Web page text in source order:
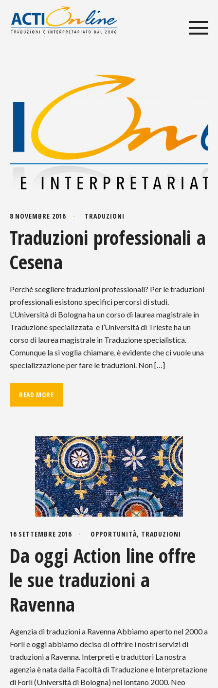
8 NOVEMBRE 2016 TRADUZIONI
Traduzioni professionali a
Cesena
Perché scegliere traduzioni professionali? Per le traduzioni
professionali esistono specifici percorsi di studi.
L’Università di Bologna ha un corso di laurea magistrale in
Traduzione specializzata e l’Università di Trieste ha un
corso di laurea magistrale in Traduzione specialistica.
Comunque la si voglia chiamare, è evidente che ci vuole una
specializzazione per fare le traduzioni. Non […]
READ MORE
16 SETTEMBRE 2016 OPPORTUNITÀ, TRADUZIONI
Da oggi Action line offre
le sue traduzioni a
Ravenna
Agenzia di traduzioni a Ravenna Abbiamo aperto nel 2000 a
Forlì e oggi abbiamo deciso di offrire i nostri servizi di
traduzioni a Ravenna. Interpreti e traduttori La nostra
agenzia è nata dalla Facoltà di Traduzione e Interpretazione
di Forlì (Università di Bologna) nel lontano 2000. Neo